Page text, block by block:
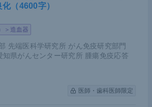
（4600字）
＞造血器
先端医科学研究所 がん免疫研究部門
県がんセンター研究所 腫瘍免疫応答
医師・歯科医師限定